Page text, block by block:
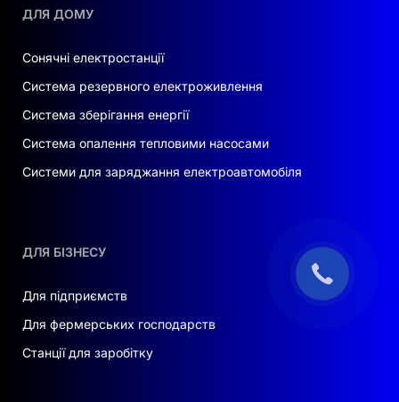
ДЛЯ ДОМУ
Сонячні електростанції
Система резервного електроживлення
Система зберігання енергії
Система опалення тепловими насосами
Системи для заряджання електроавтомобіля
ДЛЯ БІЗНЕСУ
Для підприємств
Для фермерських господарств
Станції для заробітку